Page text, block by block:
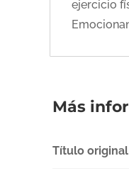
ejercicio
Más
Título original